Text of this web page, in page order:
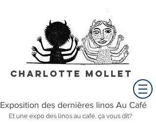
Charlotte Mollet
Exposition des dernières linos Au Café
Et une expo des linos au café, ça vous dit?